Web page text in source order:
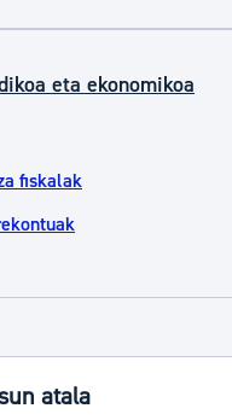
eta ekonomikoa
fiskalak
atala